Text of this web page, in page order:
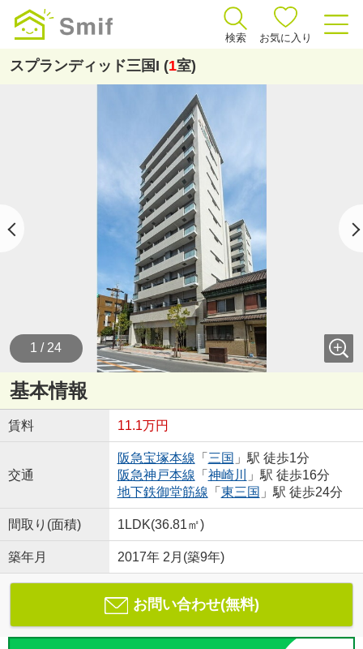
検索 お気に入り
スプランディッド三国I (1室)
1 / 24
基本情報
賃料 11.1万円
交通
阪急宝塚本線 「 三国 」駅 徒歩1分
阪急神戸本線 「 神崎川
」駅 徒歩16分
地下鉄御堂筋線 「 東三国 」駅 徒歩24分
間取り(面積) 1LDK(36.81㎡)
築年月 2017年 2月(築9年)
お問い合わせ(無料)